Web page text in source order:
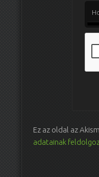
Ez az oldal az
adatainak